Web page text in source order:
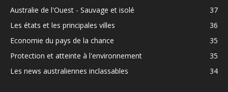
Australie de l'Ouest - Sauvage et isolé
37
Les états et les principales villes
36
Economie du pays de la chance
35
Protection et atteinte à l'environnement
35
Les news australiennes inclassables
34